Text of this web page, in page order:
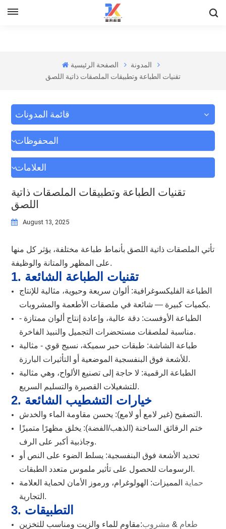
الصفحة الرئيسية
المدونة
تقنيات الطباعة وتطبيقات الملصقات ذاتية اللصق
قائمة المدونات
المحفوظات
العلامات
تقنيات الطباعة وتطبيقات الملصقات ذاتية
اللصق
August 13, 2025
تأتي الملصقات ذاتية اللصق بأنماط طباعة مختلفة، يؤثر كل منها
على المظهر والمتانة والوظيفة.
1. تقنيات الطباعة الشائعة
الطباعة الفليكسوغرافية: ألوان سريعة وحيوية، مثالية للإنتاج
بكميات كبيرة — شائعة في ملصقات الأطعمة والمشروبات.
الطباعة الأوفست: دقة عالية، وإعادة إنتاج ألوان ممتازة -
مناسبة لملصقات مستحضرات التجميل والنبيذ الفاخرة.
طباعة الشاشة: طبقات حبر سميكة، نسيج قوي - مثالية
للأشعة فوق البنفسجية الموضعية أو التأثيرات البارزة.
الطباعة الرقمية: لا حاجة إلى تصنيع الألواح، وهي مثالية
للتشغيلات القصيرة والتسليم السريع.
2. خيارات التشطيب الشائعة
التصفيح (غير لامع أو لامع): يحسن مقاومة الماء والخدش.
ختم الرقائق الساخنة (الذهب/الفضة): يخلق مظهرًا متميزًا
وجاذبية أكبر على الرف.
تحديد الأشعة فوق البنفسجية: يسلط الضوء على النص أو
الرسومات للحصول على تأثير ملموس متعدد الطبقات.
حماية المميزات: الهولوغرام، ورموز الأمان لحماية العلامة
التجارية.
3. التطبيقات
طعام & مشروب:مقاوم للماء والزيت ومناسب للتخزين